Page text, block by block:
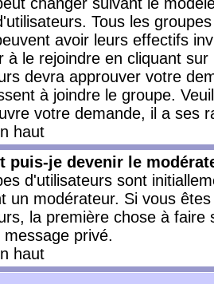
Tous les
avoir leurs effectifs
à le rejoindre en cliquant
devra approuver votre
à joindre le groupe.
votre demande, il a ses
haut
puis-je devenir le
d'utilisateurs sont
un modérateur. Si vous
la première chose à
message privé.
haut